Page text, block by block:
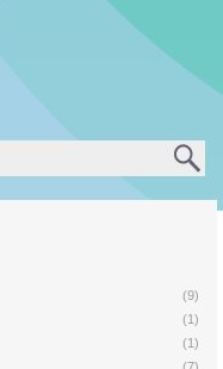
(9)
(1)
(1)